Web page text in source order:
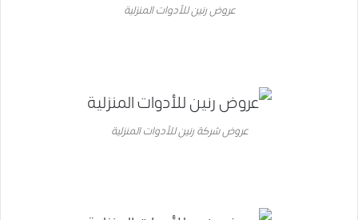
عروض رنين للأدوات المنزلية
عروض شركة رنين للأدوات المنزلية